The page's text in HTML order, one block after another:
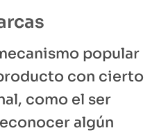
popular
con cierto
como el ser
algún